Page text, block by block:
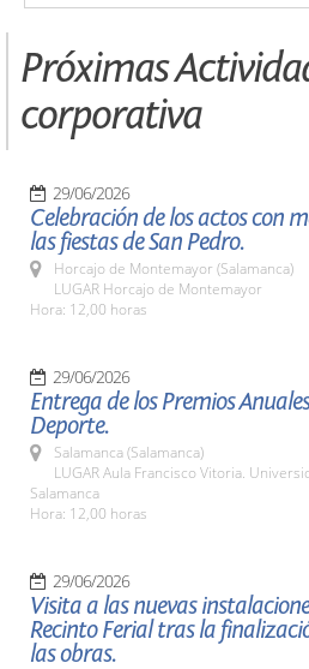
Próximas
corporativa
29/06/2026
Celebración de los actos con
las fiestas de San Pedro.
Horcajo de Montemayor (Salamanca)
LUGAR Horcajo de Montemayor
Hora: 12,00 horas
29/06/2026
Entrega de los Premios
Deporte.
Salamanca (Salamanca)
LUGAR Aula Francisco Vitoria.
Salamanca
Hora: 12,00 horas
29/06/2026
Visita a las nuevas
Recinto Ferial tras la
las obras.